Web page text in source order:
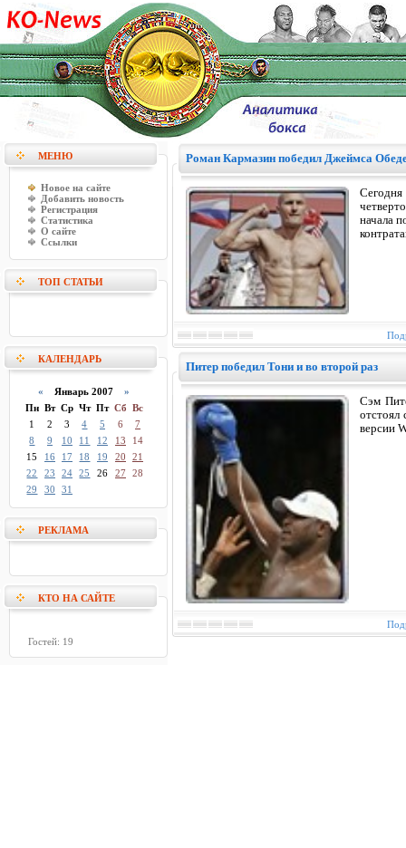
МЕНЮ
Новое на сайте
Добавить новость
Регистрация
Статистика
О сайте
Ссылки
ТОП СТАТЬИ
КАЛЕНДАРЬ
« Январь 2007»
Пн Вт Ср Чт Пт Сб Вс
1
2 3 4 5 6
7
8
9 10 11 12 13
14
15
16 17 18 19 20
21
22
23 24 25 26 27
28
29
30 31
РЕКЛАМА
КТО НА САЙТЕ
Гостей: 19
Роман Кармазин победил Джеймса
начала
Питер победил Тони и во второй раз
Сэм
отстоял
версии